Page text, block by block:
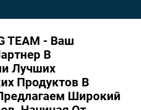
TEAM - Ваш
В
Лучших
Продуктов В
Широкий